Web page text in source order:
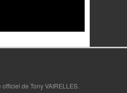
de Tony VAIRELLES.